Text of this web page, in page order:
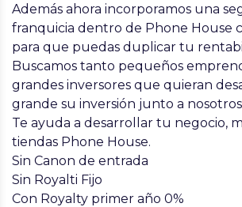
Además ahora incorporamos una
franquicia dentro de Phone House
para que puedas duplicar tu
Buscamos tanto pequeños
grandes inversores que quieran
grande su inversión junto a nosotros
Te ayuda a desarrollar tu negocio,
tiendas Phone House.
Sin Canon de entrada
Sin Royalti Fijo
Con Royalty primer año 0%